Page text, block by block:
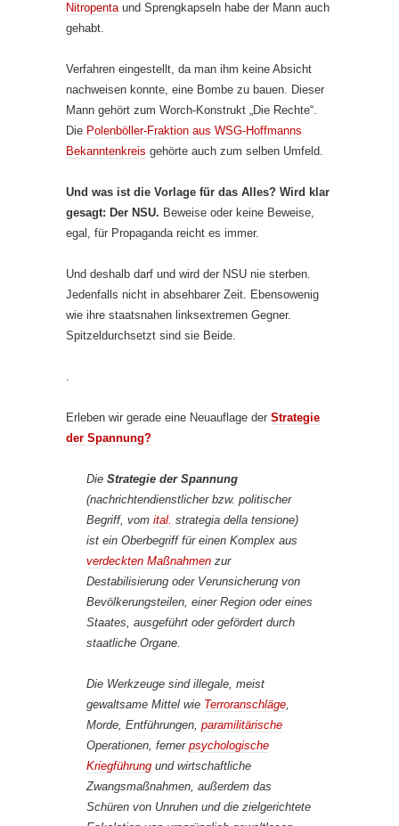
Nitropentaund Sprengkapseln habe der Mann auch
gehabt.
Verfahren eingestellt, da man ihm keine Absicht
nachweisen konnte, eine Bombe zu bauen. Dieser
Mann gehört zum Worch-Konstrukt „Die Rechte“.
Die Polenböller-Fraktion aus WSG-Hoffmanns
Bekanntenkreis gehörte auch zum selben Umfeld.
Und was ist die Vorlage für das Alles? Wird klar
gesagt: Der NSU. Beweise oder keine Beweise,
egal, für Propaganda reicht es immer.
Und deshalb darf und wird der NSU nie sterben.
Jedenfalls nicht in absehbarer Zeit. Ebensowenig
wie ihre staatsnahen linksextremen Gegner.
Spitzeldurchsetzt sind sie Beide.
.
Erleben wir gerade eine Neuauflage der Strategie
der Spannung?
Die Strategie der Spannung
(nachrichtendienstlicher bzw. politischer
Begriff, vom ital. strategia della tensione)
ist ein Oberbegriff für einen Komplex aus
verdeckten Maßnahmen zur
Destabilisierung oder Verunsicherung von
Bevölkerungsteilen, einer Region oder eines
Staates, ausgeführt oder gefördert durch
staatliche Organe.
Die Werkzeuge sind illegale, meist
gewaltsame Mittel wie Terroranschläge,
Morde, Entführungen, paramilitärische
Operationen, ferner psychologische
Kriegführung und wirtschaftliche
Zwangsmaßnahmen, außerdem das
Schüren von Unruhen und die zielgerichtete